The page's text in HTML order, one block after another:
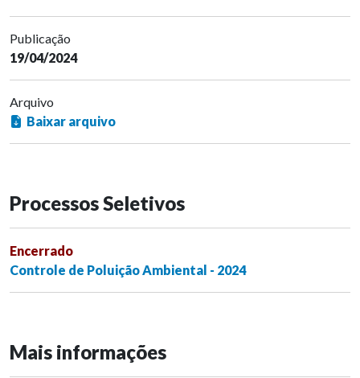
Publicação
19/04/2024
Arquivo
Baixar arquivo
Processos Seletivos
Encerrado
Controle de Poluição Ambiental - 2024
Mais informações